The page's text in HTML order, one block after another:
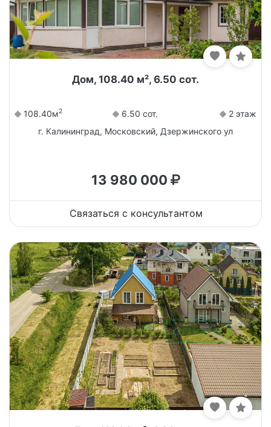
Дом, 108.40 м², 6.50 сот.
108.40м2 6.50 сот.
2 этаж
г. Калининград, Московский, Дзержинского ул
13 980 000
Связаться с консультантом